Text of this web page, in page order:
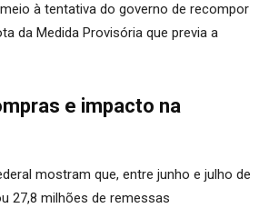
à tentativa do governo de recompor
da Medida Provisória que previa a
e impacto na
mostram que, entre junho e julho de
27,8 milhões de remessas